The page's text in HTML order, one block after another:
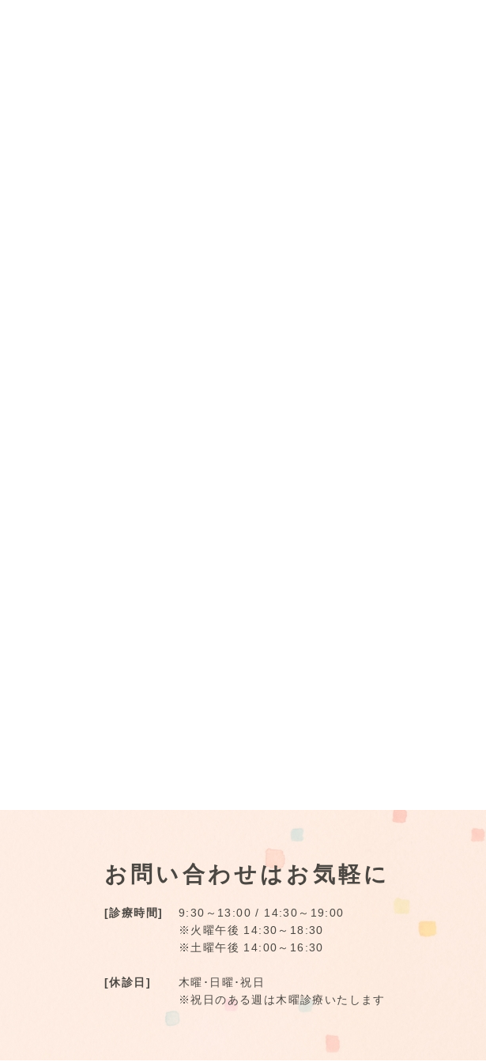
お問い合わせはお気軽に
[診療時間]
9:30～13:00 / 14:30～19:00
※火曜午後 14:30～18:30
※土曜午後 14:00～16:30
[休診日]
木曜･日曜･祝日
※祝日のある週は木曜診療いたします